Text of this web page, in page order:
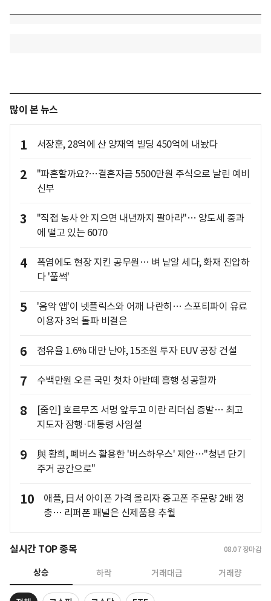
많이 본 뉴스
1 서장훈, 28억에 산 양재역 빌딩 450억에 내놨다
2
"파혼할까요?…결혼자금 5500만원 주식으로 날린 예비
신부
3
"직접 농사 안 지으면 내년까지 팔아라"… 양도세 중과
에 떨고 있는 6070
4
폭염에도 현장 지킨 공무원… 벼 낱알 세다, 화재 진압하
다 '풀썩'
5
'음악 앱'이 넷플릭스와 어깨 나란히… 스포티파이 유료
이용자 3억 돌파 비결은
6 점유율 1.6% 대만 난야, 15조원 투자 EUV 공장 건설
7 수백만원 오른 국민 첫차 아반떼 흥행 성공할까
8
[줌인] 호르무즈 서명 앞두고 이란 리더십 증발… 최고
지도자 잠행·대통령 사임설
9
與 황희, 폐버스 활용한 '버스하우스' 제안…"청년 단기
주거 공간으로"
10
애플, 日서 아이폰 가격 올리자 중고폰 주문량 2배 껑
충… 리퍼폰 패널은 신제품용 추월
실시간 TOP 종목 08.07 장마감
상승 하락 거래대금 거래량